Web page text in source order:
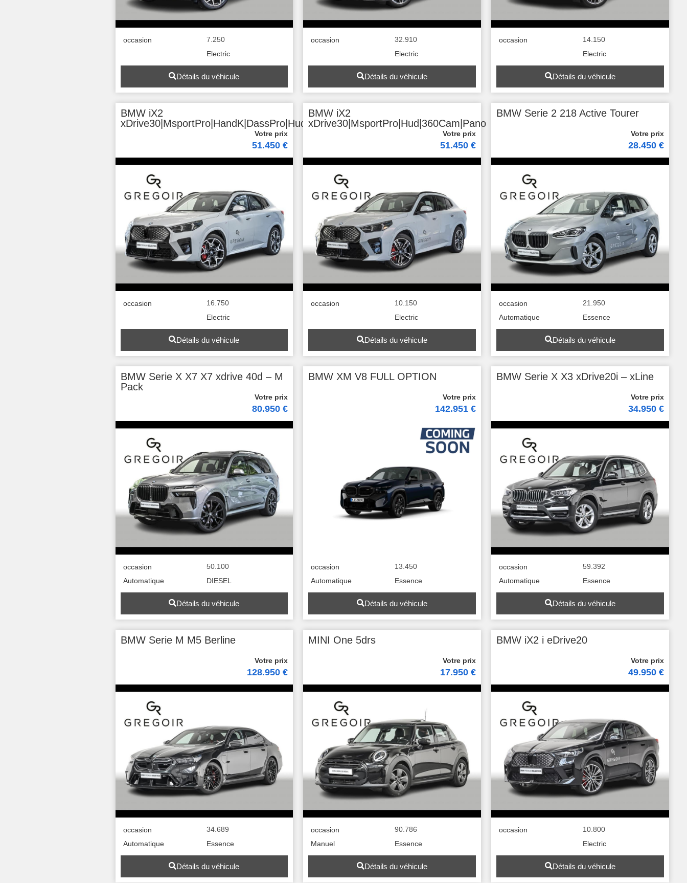
occasion
7.250
Electric
Détails du véhicule
occasion
32.910
Electric
Détails du véhicule
occasion
14.150
Electric
Détails du véhicule
BMW iX2
xDrive30|MsportPro|HandK|DassPro|Hud
51.450 €
occasion
16.750
Electric
Détails du véhicule
BMW iX2
xDrive30|MsportPro|Hud|360Cam|Pano
51.450 €
occasion
10.150
Electric
Détails du véhicule
BMW Serie 2 218 Active Tourer
28.450 €
occasion
21.950
Automatique
Essence
Détails du véhicule
BMW Serie X X7 X7 xdrive 40d – M
Pack
80.950 €
occasion
50.100
Automatique
DIESEL
Détails du véhicule
BMW XM V8 FULL OPTION
142.951 €
occasion
13.450
Automatique
Essence
Détails du véhicule
BMW Serie X X3 xDrive20i – xLine
34.950 €
occasion
59.392
Automatique
Essence
Détails du véhicule
BMW Serie M M5 Berline
128.950 €
occasion
34.689
Automatique
Essence
Détails du véhicule
MINI One 5drs
17.950 €
occasion
90.786
Manuel
Essence
Détails du véhicule
BMW iX2 i eDrive20
49.950 €
occasion
10.800
Electric
Détails du véhicule